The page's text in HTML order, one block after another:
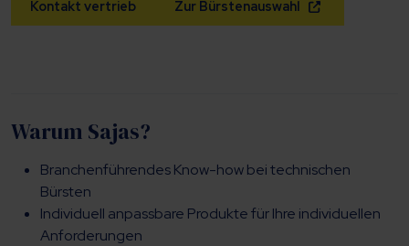
Kontakt vertrieb Zur Bürstenauswahl
Warum Sajas?
Branchenführendes Know-how bei technischen
Bürsten
Individuell anpassbare Produkte für Ihre individuellen
Anforderungen